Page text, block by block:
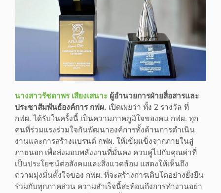
นางสาวรัชดาพร เสียงเสนาะ ผู้อำนวยการฝ่ายสื่อสารและ
ประชาสัมพันธ์องค์การ กฟผ. เปิดเผยว่า ทั้ง 2 รางวัล ที่
กฟผ. ได้รับในครั้งนี้ เป็นความภาคภูมิใจของคน กฟผ. ทุก
คนที่ร่วมแรงร่วมใจกันพัฒนาองค์การทั้งด้านการดำเนิน
งานและการสร้างแบรนด์ กฟผ. ให้เข้มแข็งจากภายในสู่
ภายนอก เพื่อส่งมอบพลังงานที่มั่นคง ควบคู่ไปกับคุณค่าที่
เป็นประโยชน์ต่อสังคมและสิ่งแวดล้อม แสดงให้เห็นถึง
ความมุ่งมั่นตั้งใจของ กฟผ. ที่จะสร้างการเติบโตอย่างยั่งยืน
ร่วมกับทุกภาคส่วน ความสำเร็จนี้สะท้อนถึงการทำงานอย่า